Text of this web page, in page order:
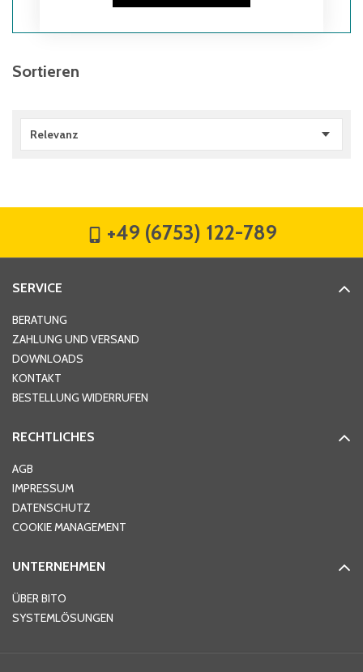
Sortieren
Relevanz
+49 (6753) 122-789
SERVICE
BERATUNG
ZAHLUNG UND VERSAND
DOWNLOADS
KONTAKT
BESTELLUNG WIDERRUFEN
RECHTLICHES
AGB
IMPRESSUM
DATENSCHUTZ
COOKIE MANAGEMENT
UNTERNEHMEN
ÜBER BITO
SYSTEMLÖSUNGEN